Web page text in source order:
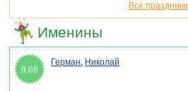
Все праздники
Именины
9.08
Герман, Николай